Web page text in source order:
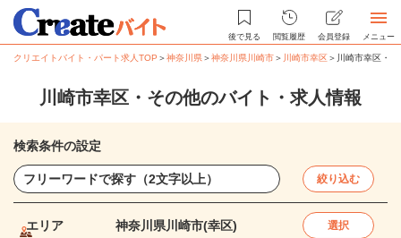
後で見る 閲覧履歴 会員登録 メニュー
クリエイトバイト・パート求人TOP ＞神奈川県＞神奈川県川崎市＞ 川崎市幸区＞ 川崎市幸区・
川崎市幸区・その他のバイト・求人情報
検索条件の設定
絞り込む
エリア 神奈川県川崎市(幸区) 選択